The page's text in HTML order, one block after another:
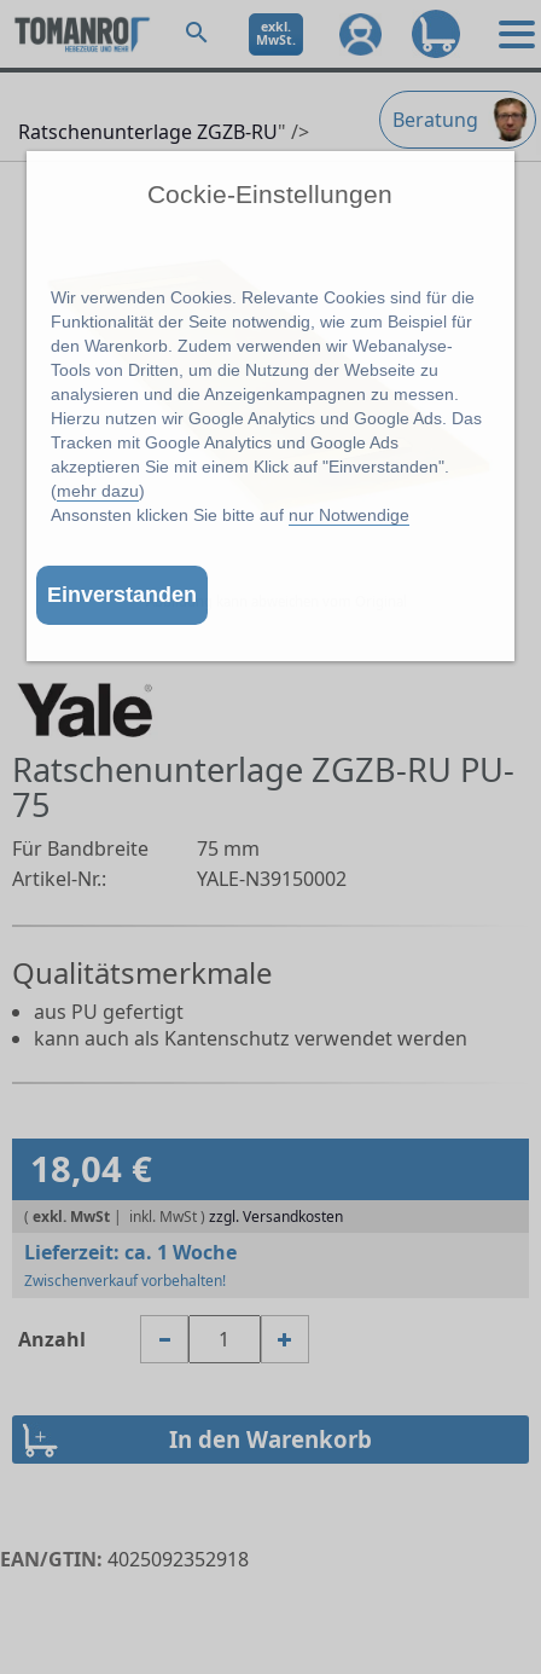
Cockie-Einstellungen
Wir verwenden Cookies. Relevante Cookies sind für die
Funktionalität der Seite notwendig, wie zum Beispiel für
den Warenkorb. Zudem verwenden wir Webanalyse-
Tools von Dritten, um die Nutzung der Webseite zu
analysieren und die Anzeigenkampagnen zu messen.
Hierzu nutzen wir Google Analytics und Google Ads. Das
Tracken mit Google Analytics und Google Ads
akzeptieren Sie mit einem Klick auf "Einverstanden".
(mehr dazu)
Ansonsten klicken Sie bitte auf nur Notwendige
Einverstanden
exkl.
MwSt.
Beratung
Ratschenunterlage ZGZB-RU" />
Abbildung kann abweichen vom Original
Ratschenunterlage ZGZB-RU PU-
75
Für Bandbreite
75 mm
Artikel-Nr.:
YALE-N39150002
Qualitätsmerkmale
aus PU gefertigt
kann auch als Kantenschutz verwendet werden
18,04 €
( exkl. MwSt | zzgl. Versandkosten
Lieferzeit: ca. 1 Woche
Zwischenverkauf vorbehalten!
Anzahl
EAN/GTIN: 4025092352918